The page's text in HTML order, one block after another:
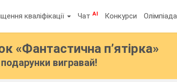
кваліфікації ЧатAI Конкурси Олімпіада
«Фантастична п’ятірка»
вигравай!